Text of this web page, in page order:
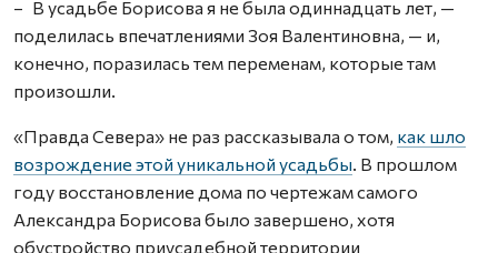
– В усадьбе Борисова я не была одиннадцать лет, —
поделилась впечатлениями Зоя Валентиновна, — и,
конечно, поразилась тем переменам, которые там
произошли.
«Правда Севера» не раз рассказывала о том, как шло
возрождение этой уникальной усадьбы. В прошлом
году восстановление дома по чертежам самого
Александра Борисова было завершено, хотя
обустройство приусадебной территории